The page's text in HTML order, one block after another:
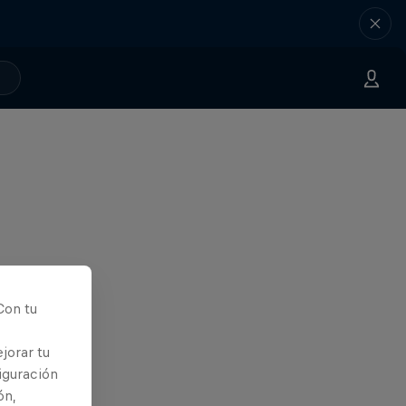
tu
tu